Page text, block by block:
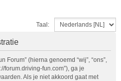
Taal:
Forum” (hierna genoemd “wij”, “ons”,
forum.driving-fun.com”), ga je
Als je niet akkoord gaat met